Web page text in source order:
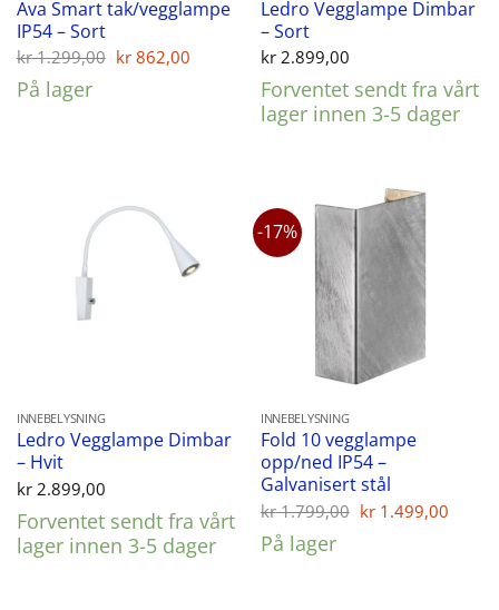
Ava Smart tak/vegglampe
IP54 – Sort
kr1.299,00 Opprinnelig
kr 862,00 Nåværende
kr 862,00.
På lager
Ledro Vegglampe Dimbar
– Sort
kr2.899,00
Forventet sendt fra vårt
lager innen 3-5 dager
INNEBELYSNING
Ledro Vegglampe Dimbar
– Hvit
kr2.899,00
Forventet sendt fra vårt
lager innen 3-5 dager
-17%
INNEBELYSNING
Fold 10 vegglampe
opp/ned IP54 –
Galvanisert stål
kr1.799,00 Opprinnelig
kr 1.499,00
På lager